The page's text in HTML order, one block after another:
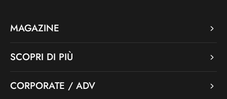
MAGAZINE
SCOPRI DI PIÙ
CORPORATE / ADV